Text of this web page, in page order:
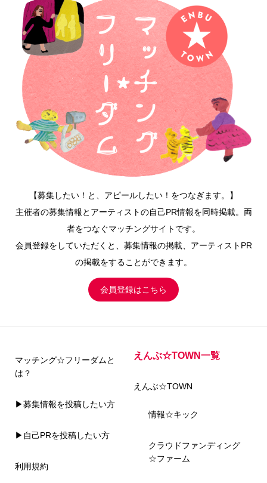
【募集したい！と、アピールしたい！をつなぎます。】
主催者の募集情報とアーティストの自己PR情報を同時掲載。両
者をつなぐマッチングサイトです。
会員登録をしていただくと、募集情報の掲載、アーティストPR
の掲載をすることができます。
会員登録はこちら
マッチング☆フリーダムと
は？
▶募集情報を投稿したい方
▶自己PRを投稿したい方
利用規約
えんぶ☆TOWN一覧
えんぶ☆TOWN
情報☆キック
クラウドファンディング
☆ファーム